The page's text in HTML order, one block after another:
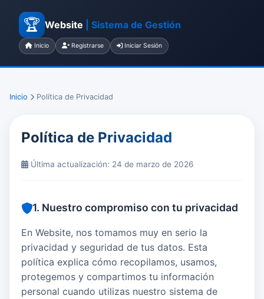
🏆 Website | Sistema de Gestión
Inicio Registrarse Iniciar Sesión
Inicio Política de Privacidad
Política de Privacidad
Última actualización: 24 de marzo de 2026
1. Nuestro compromiso con tu privacidad
En Website, nos tomamos muy en serio la
privacidad y seguridad de tus datos. Esta
política explica cómo recopilamos, usamos,
protegemos y compartimos tu información
personal cuando utilizas nuestro sistema de